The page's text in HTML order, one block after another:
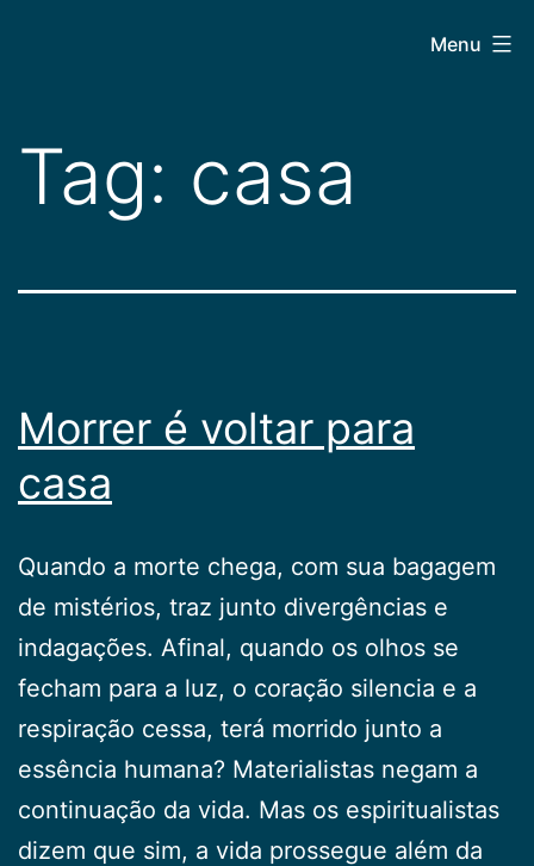
conteúdo
Menu
Tag: casa
Morrer é voltar para
casa
Quando a morte chega, com sua bagagem
de mistérios, traz junto divergências e
indagações. Afinal, quando os olhos se
fecham para a luz, o coração silencia e a
respiração cessa, terá morrido junto a
essência humana? Materialistas negam a
continuação da vida. Mas os espiritualistas
dizem que sim, a vida prossegue além da